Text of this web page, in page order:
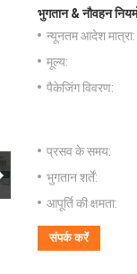
भुगतान & नौवहन
न्यूनतम आदेश मात्रा:
मूल्य:
पैकेजिंग विवरण:
प्रसव के समय:
भुगतान शर्तें:
आपूर्ति की क्षमता:
संपर्क करें